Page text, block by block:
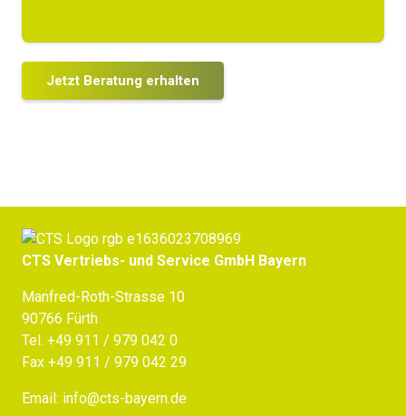
Jetzt Beratung erhalten
CTS Vertriebs- und Service GmbH Bayern
Manfred-Roth-Strasse 10
90766 Fürth
Tel. +49 911 / 979 042 0
Fax +49 911 / 979 042 29
Email: info@cts-bayern.de